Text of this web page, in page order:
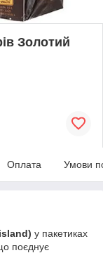
Золотий
Оплата Умови
у пакетиках
поєднує